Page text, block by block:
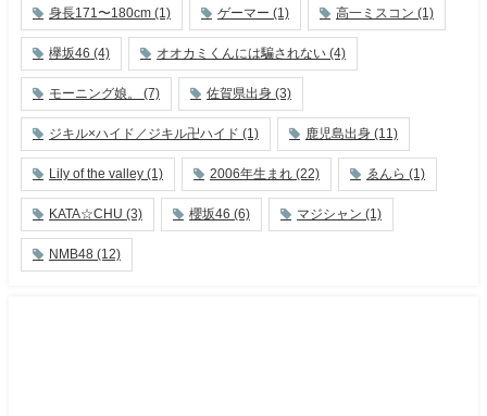
身長171〜180cm (1) ゲーマー (1) 高一ミスコン (1)
欅坂46 (4) オオカミくんには騙されない (4)
モーニング娘。 (7) 佐賀県出身 (3)
ジキル×ハイド／ジキル卍ハイド (1) 鹿児島出身 (11)
Lily of the valley (1) 2006年生まれ (22) ゑんら (1)
KATA☆CHU (3) 櫻坂46 (6) マジシャン (1)
NMB48 (12)